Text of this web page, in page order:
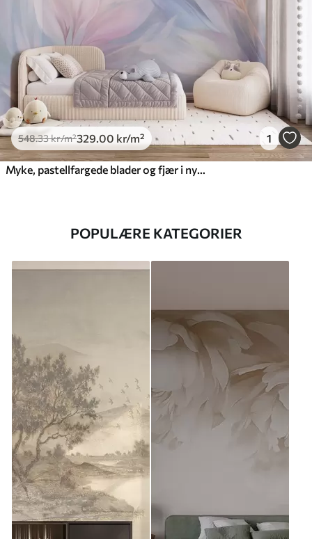
548.33kr/m²329 .00 kr/m² 1
POPULÆRE KATEGORIER